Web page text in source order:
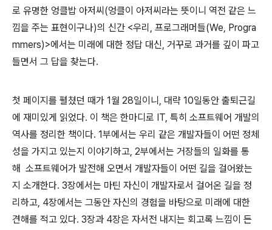
로 유명한 엉클밥 아저씨(엉클이 아저씨라는 뜻이니 역전 같은 느
낌을 주는 표현이구나)의 신간 <우리, 프로그래머들(We, Progra
mmers)>에서는 미래에 대한 정답 대신, 거꾸로 과거를 깊이 파고
들면서 그 답을 찾는다.
첫 페이지를 펼쳤던 때가 1월 28일이니, 대략 10일동안 출퇴근길
에 재미있게 읽었다. 이 책은 한마디로 IT, 특히 소프트웨어 개발의
역사를 정리한 책이다. 1부에서는 우리 같은 개발자들이 어떤 정체
성을 가지고 있는지 이야기하고, 2부에서는 거장들의 일화를 통
해 소프트웨어가 발전해 오면서 개발자들이 어떤 길을 걸어왔는
지 소개한다. 3장에서는 마틴 자신이 개발자로서 걸어온 길을 정
리하고, 4장에서는 그동안 자신의 경험을 바탕으로 미래에 대한
견해를 적고 있다. 3장과 4장은 자서전 내지는 회고록 느낌이 든